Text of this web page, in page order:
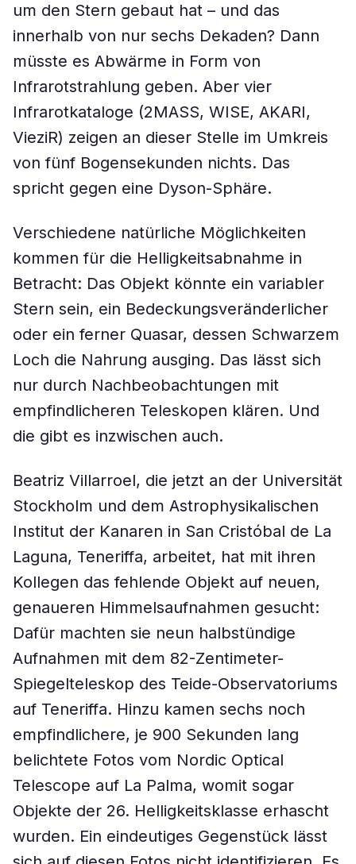
um den Stern gebaut hat – und das
innerhalb von nur sechs Dekaden? Dann
müsste es Abwärme in Form von
Infrarotstrahlung geben. Aber vier
Infrarotkataloge (2MASS, WISE, AKARI,
VieziR) zeigen an dieser Stelle im Umkreis
von fünf Bogensekunden nichts. Das
spricht gegen eine Dyson-Sphäre.
Verschiedene natürliche Möglichkeiten
kommen für die Helligkeitsabnahme in
Betracht: Das Objekt könnte ein variabler
Stern sein, ein Bedeckungsveränderlicher
oder ein ferner Quasar, dessen Schwarzem
Loch die Nahrung ausging. Das lässt sich
nur durch Nachbeobachtungen mit
empfindlicheren Teleskopen klären. Und
die gibt es inzwischen auch.
Beatriz Villarroel, die jetzt an der Universität
Stockholm und dem Astrophysikalischen
Institut der Kanaren in San Cristóbal de La
Laguna, Teneriffa, arbeitet, hat mit ihren
Kollegen das fehlende Objekt auf neuen,
genaueren Himmelsaufnahmen gesucht:
Dafür machten sie neun halbstündige
Aufnahmen mit dem 82-Zentimeter-
Spiegelteleskop des Teide-Observatoriums
auf Teneriffa. Hinzu kamen sechs noch
empfindlichere, je 900 Sekunden lang
belichtete Fotos vom Nordic Optical
Telescope auf La Palma, womit sogar
Objekte der 26. Helligkeitsklasse erhascht
wurden. Ein eindeutiges Gegenstück lässt